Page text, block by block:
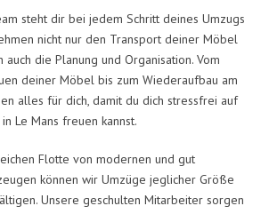
steht dir bei jedem Schritt deines Umzugs
nicht nur den Transport deiner Möbel
auch die Planung und Organisation. Vom
deiner Möbel bis zum Wiederaufbau am
alles für dich, damit du dich stressfrei auf
Le Mans freuen kannst.
Flotte von modernen und gut
können wir Umzüge jeglicher Größe
Unsere geschulten Mitarbeiter sorgen